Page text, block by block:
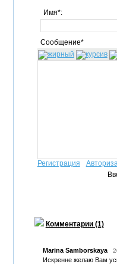
Имя*:
Сообщение*
Регистрация
Комментарии (1)
Marina Samborskaya
Искренне желаю Вам